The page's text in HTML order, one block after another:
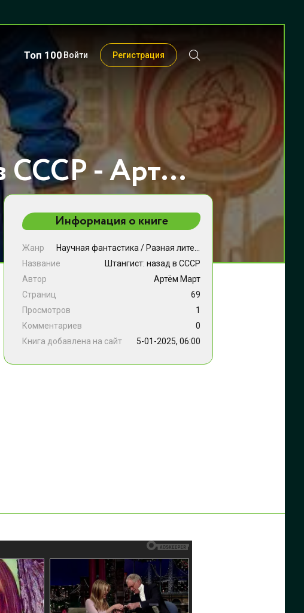
Топ 100 Войти Регистрация
Штангист: назад в СССР - Артём Март
Информация о книге
Жанр Научная фантастика / Разная литература
Название
Штангист: назад в СССР
Автор
Артём Март
Страниц
69
Просмотров
1
Комментариев
0
Книга добавлена на сайт
5-01-2025, 06:00